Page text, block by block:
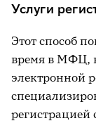
Услуги
Этот способ
время в МФЦ,
электронной
регистрацией